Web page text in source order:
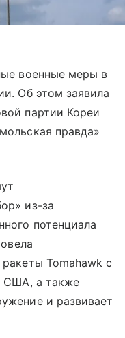
военные меры в
Об этом заявила
партии Кореи
правда»
из-за
потенциала
Tomahawk с
США, а также
и развивает